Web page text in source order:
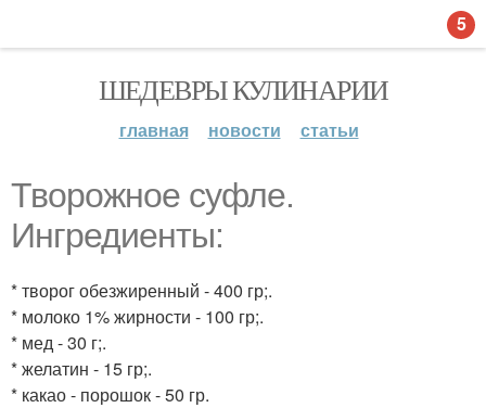
ШЕДЕВРЫ КУЛИНАРИИ
главная новости статьи
Творожное суфле.
Ингредиенты:
* творог обезжиренный - 400 гр;.
* молоко 1% жирности - 100 гр;.
* мед - 30 г;.
* желатин - 15 гр;.
* какао - порошок - 50 гр.
5